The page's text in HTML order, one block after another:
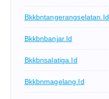
Bkkbntangerangselatan.id
Bkkbnbanjar.id
Bkkbnsalatiga.id
Bkkbnmagelang.id